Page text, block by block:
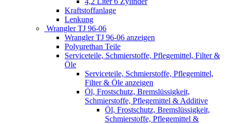
Kraftstoffanlage
Lenkung
Wrangler TJ 96-06
Wrangler TJ 96-06 anzeigen
Polyurethan Teile
Serviceteile, Schmierstoffe, Pflegemittel, Filter &
Öle
Serviceteile, Schmierstoffe, Pflegemittel,
Filter & Öle anzeigen
Öl, Frostschutz, Bremslüssigkeit,
Schmierstoffe, Pflegemittel & Additive
Öl, Frostschutz, Bremslüssigkeit,
Schmierstoffe, Pflegemittel &